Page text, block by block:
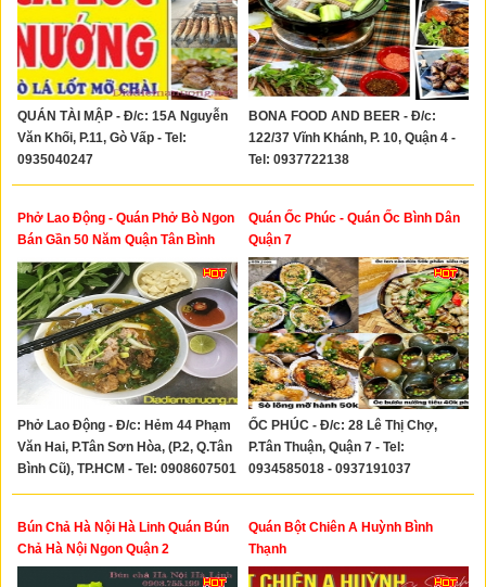
QUÁN TÀI MẬP - Đ/c: 15A Nguyễn
Văn Khối, P.11, Gò Vấp - Tel:
0935040247
BONA FOOD AND BEER - Đ/c:
122/37 Vĩnh Khánh, P. 10, Quận 4 -
Tel: 0937722138
Phở Lao Động - Quán Phở Bò Ngon
Bán Gần 50 Năm Quận Tân Bình
Phở Lao Động - Đ/c: Hẻm 44 Phạm
Văn Hai, P.Tân Sơn Hòa, (P.2, Q.Tân
Bình Cũ), TP.HCM - Tel: 0908607501
Quán Ốc Phúc - Quán Ốc Bình Dân
Quận 7
ỐC PHÚC - Đ/c: 28 Lê Thị Chợ,
P.Tân Thuận, Quận 7 - Tel:
0934585018 - 0937191037
Bún Chả Hà Nội Hà Linh Quán Bún
Chả Hà Nội Ngon Quận 2
Quán Bột Chiên A Huỳnh Bình
Thạnh